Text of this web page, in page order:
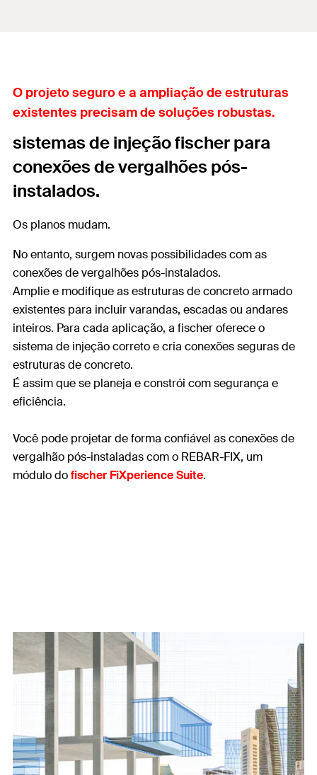
O projeto seguro e a ampliação de estruturas
existentes precisam de soluções robustas.
sistemas de injeção fischer para
conexões de vergalhões pós-
instalados.
Os planos mudam.
No entanto, surgem novas possibilidades com as
conexões de vergalhões pós-instalados.
Amplie e modifique as estruturas de concreto armado
existentes para incluir varandas, escadas ou andares
inteiros. Para cada aplicação, a fischer oferece o
sistema de injeção correto e cria conexões seguras de
estruturas de concreto.
É assim que se planeja e constrói com segurança e
eficiência.
Você pode projetar de forma confiável as conexões de
vergalhão pós-instaladas com o REBAR-FIX, um
módulo dofischer FiXperience Suite.